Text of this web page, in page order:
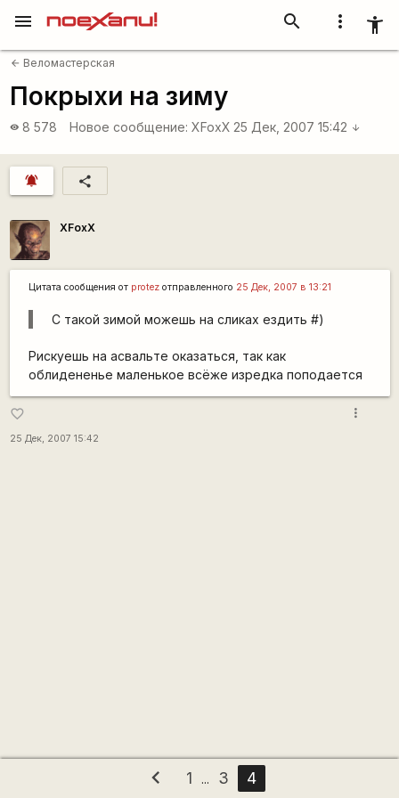
more_vert accessibility_new
search
menu
arrow_back Веломастерская
Покрыхи на зиму
visibility 8 578 Новое сообщение: XFoxX 25 Дек, 2007 15:42 arrow_downward
notifications_active share
XFoxX
Цитата сообщения от protezотправленного 25 Дек, 2007 в 13:21
C такой зимой можешь на сликах ездить #)
Рискуешь на асвальте оказаться, так как
облидененье маленькое всёже изредка поподается
favorite_border
25 Дек, 2007 15:42
more_vert
chevron_left 1 ... 3 4